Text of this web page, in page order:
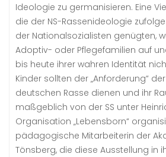
Ideologie zu germanisieren. Eine
die der NS-Rassenideologie
der Nationalsozialisten genügten,
Adoptiv- oder Pflegefamilien auf
bis heute ihrer wahren Identität
Kinder sollten der „Anforderung“
deutschen Rasse dienen und ihr
maßgeblich von der SS unter
Organisation „Lebensborn“
pädagogische Mitarbeiterin der
Tönsberg, die diese Ausstellung in